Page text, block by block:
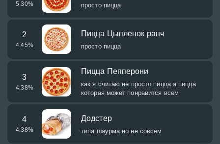
5.30% просто пицца
2
4.45%
Пицца Цыпленок ранч
просто пицца
3
4.38%
Пицца Пепперони
как я считаю не просто пицца а пицца
которая может понравится всем
4
4.38%
Додстер
типа шаурма но не совсем